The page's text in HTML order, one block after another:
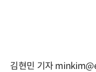
김현민 기자